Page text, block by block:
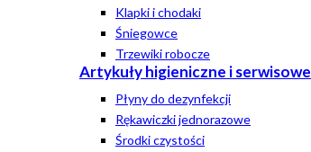
Klapki i chodaki
Śniegowce
Trzewiki robocze
Artykuły higieniczne i serwisowe
Płyny do dezynfekcji
Rękawiczki jednorazowe
Środki czystości